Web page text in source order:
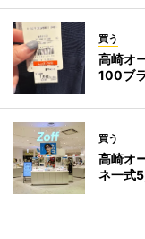
買う
高崎オ
100ブ
買う
高崎オ
ネ一式